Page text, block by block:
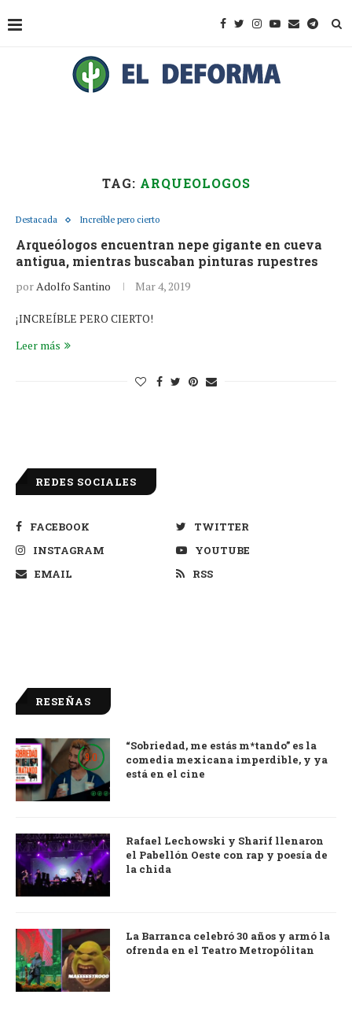
TAG: ARQUEOLOGOS
Destacada Increíble pero cierto
Arqueólogos encuentran nepe gigante en cueva
antigua, mientras buscaban pinturas rupestres
porAdolfo Santino Mar 4, 2019
¡INCREÍBLE PERO CIERTO!
Leer más
REDES SOCIALES
FACEBOOK
TWITTER
INSTAGRAM
YOUTUBE
EMAIL
RSS
RESEÑAS
9.0
“Sobriedad, me estás m*tando” es la
comedia mexicana imperdible, y ya
está en el cine
Rafael Lechowski y Sharif llenaron
el Pabellón Oeste con rap y poesía de
la chida
La Barranca celebró 30 años y armó la
ofrenda en el Teatro Metropólitan